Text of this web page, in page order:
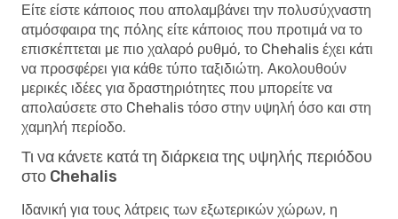
Είτε είστε κάποιος που απολαμβάνει την πολυσύχναστη
ατμόσφαιρα της πόλης είτε κάποιος που προτιμά να το
επισκέπτεται με πιο χαλαρό ρυθμό, το Chehalis έχει κάτι
να προσφέρει για κάθε τύπο ταξιδιώτη. Ακολουθούν
μερικές ιδέες για δραστηριότητες που μπορείτε να
απολαύσετε στο Chehalis τόσο στην υψηλή όσο και στη
χαμηλή περίοδο.
Τι να κάνετε κατά τη διάρκεια της υψηλής περιόδου
στο Chehalis
Ιδανική για τους λάτρεις των εξωτερικών χώρων, η